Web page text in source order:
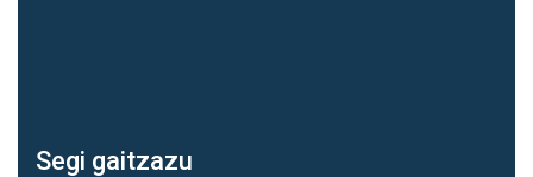
Segi gaitzazu